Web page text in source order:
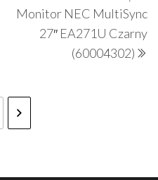
Monitor NEC MultiSync
27″ EA271U Czarny
(60004302)